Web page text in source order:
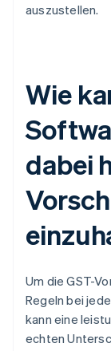
auszustellen.
Wie
dabei
Um die GST-
Regeln bei
kann eine
echten